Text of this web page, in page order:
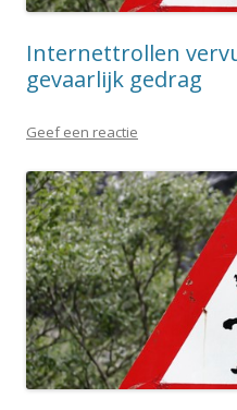
Internettrollen
gevaarlijk gedrag
Geef een reactie